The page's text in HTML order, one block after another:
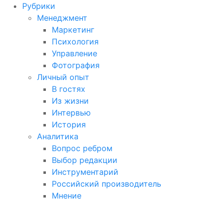
Рубрики
Менеджмент
Маркетинг
Психология
Управление
Фотография
Личный опыт
В гостях
Из жизни
Интервью
История
Аналитика
Вопрос ребром
Выбор редакции
Инструментарий
Российский производитель
Мнение